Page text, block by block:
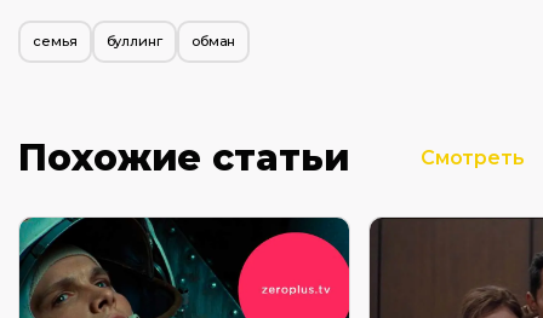
семья буллинг обман
Похожие статьи Смотреть